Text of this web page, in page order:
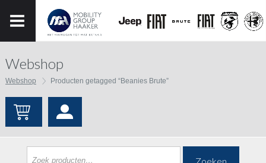
Webshop
Webshop Producten getagged “Beanies Brute”